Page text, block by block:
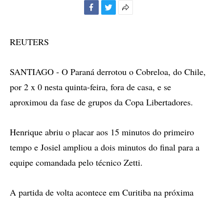
REUTERS
SANTIAGO - O Paraná derrotou o Cobreloa, do Chile,
por 2 x 0 nesta quinta-feira, fora de casa, e se
aproximou da fase de grupos da Copa Libertadores.
Henrique abriu o placar aos 15 minutos do primeiro
tempo e Josiel ampliou a dois minutos do final para a
equipe comandada pelo técnico Zetti.
A partida de volta acontece em Curitiba na próxima